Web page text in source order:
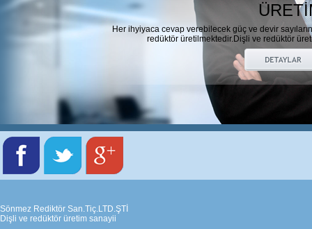
Her ihyiyaca cevap verebilecek güç ve devir
redüktör üretilmektedir.Dişli ve redüktör
Sönmez Rediktör San.Tiç.LTD.ŞTİ
Dişli ve redüktör üretim sanayii